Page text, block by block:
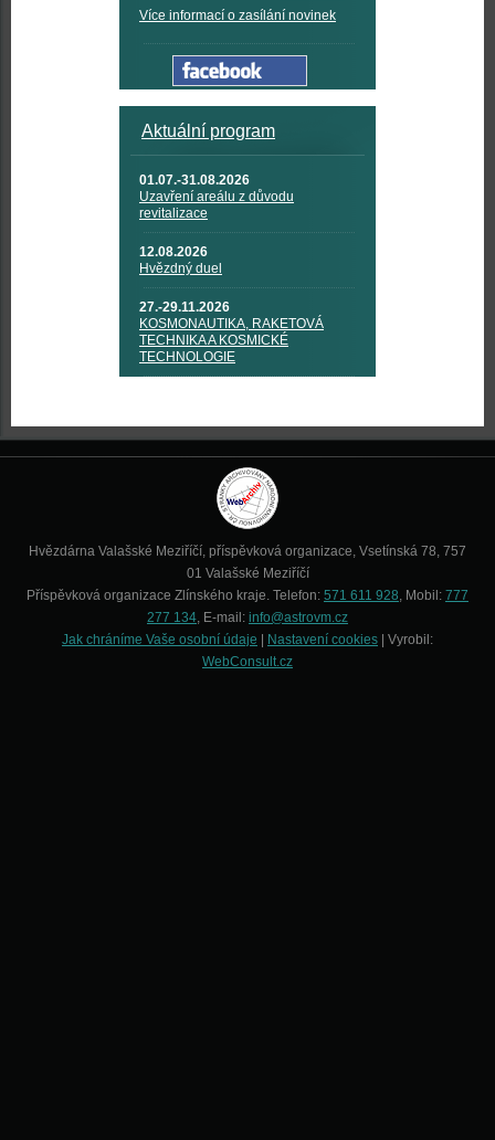
Více informací o zasílání novinek
Aktuální program
01.07.-31.08.2026
Uzavření areálu z důvodu
revitalizace
12.08.2026
Hvězdný duel
27.-29.11.2026
KOSMONAUTIKA, RAKETOVÁ
TECHNIKA A KOSMICKÉ
TECHNOLOGIE
Hvězdárna Valašské Meziříčí, příspěvková organizace, Vsetínská 78, 757
01 Valašské Meziříčí
Příspěvková organizace Zlínského kraje. Telefon: 571 611 928, Mobil: 777
277 134, E-mail: info@astrovm.cz
Jak chráníme Vaše osobní údaje
Nastavení cookies | Vyrobil:
WebConsult.cz